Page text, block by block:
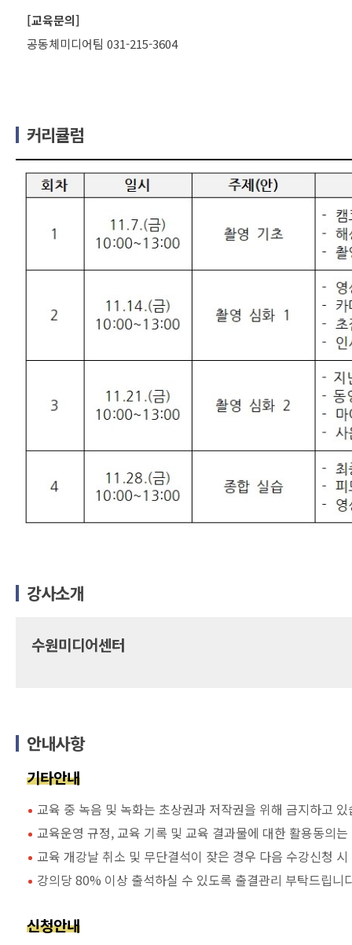
[교육문의]
공동체미디어팀 031-215-3604
커리큘럼
강사소개
수원미디어센터
안내사항
기타안내
교육 중 녹음 및 녹화는 초상권과 저작권을 위해 금지하고
교육운영 규정, 교육 기록 및 교육 결과물에 대한 활용동의
교육 개강날 취소 및 무단결석이 잦은 경우 다음 수강신청
강의당 80% 이상 출석하실 수 있도록 출결관리 부탁드립니
신청안내